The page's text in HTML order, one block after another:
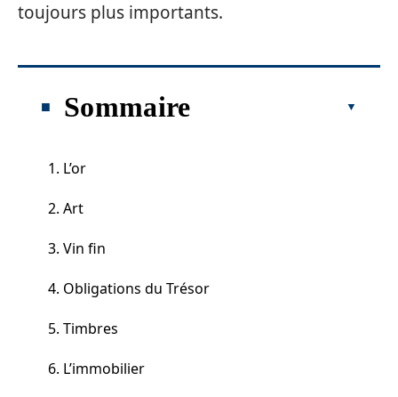
toujours plus importants.
Sommaire
1. L’or
2. Art
3. Vin fin
4. Obligations du Trésor
5. Timbres
6. L’immobilier